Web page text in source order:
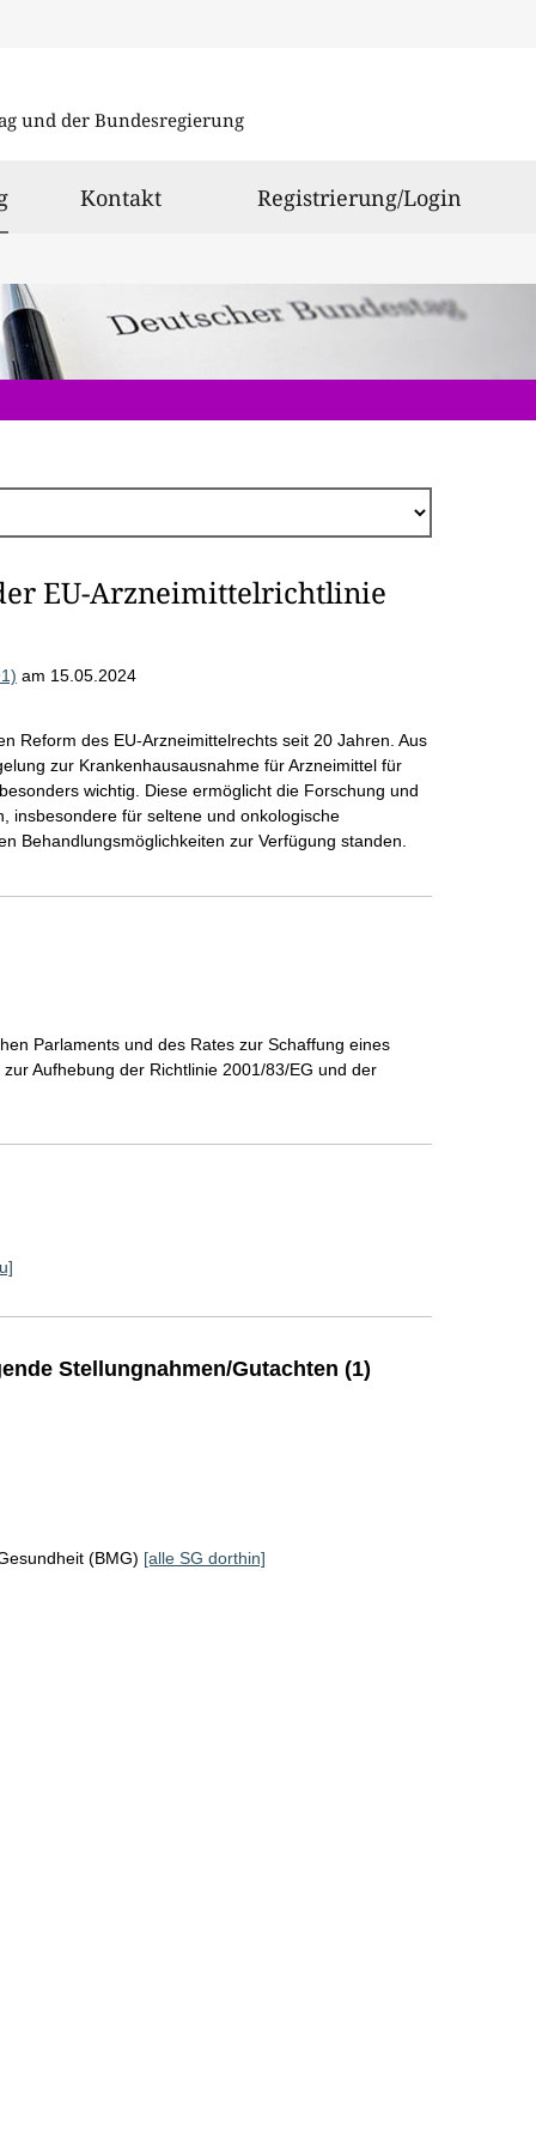
und der Bundesregierung
ausgewählt
Kontakt Registrierung/Login
EU-Arzneimittelrichtlinie
am 15.05.2024
Reform des EU-Arzneimittelrechts seit 20 Jahren. Aus
zur Krankenhausausnahme für Arzneimittel für
wichtig. Diese ermöglicht die Forschung und
insbesondere für seltene und onkologische
Behandlungsmöglichkeiten zur Verfügung standen.
Parlaments und des Rates zur Schaffung eines
Aufhebung der Richtlinie 2001/83/EG und der
Stellungnahmen/Gutachten (1)
(BMG) [alle SG dorthin]